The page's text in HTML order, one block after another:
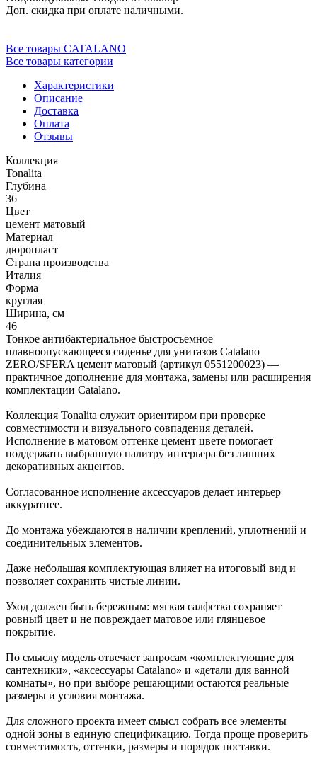
Доп. скидка при оплате наличными.
Все товары CATALANO
Все товары категории
Характеристики
Описание
Доставка
Оплата
Отзывы
Коллекция
Tonalita
Глубина
36
Цвет
цемент матовый
Материал
дюропласт
Страна производства
Италия
Форма
круглая
Ширина, см
46
Тонкое антибактериальное быстросъемное
плавноопускающееся сиденье для унитазов Catalano
ZERO/SFERA цемент матовый (артикул 0551200023) —
практичное дополнение для монтажа, замены или расширения
комплектации Catalano.
Коллекция Tonalita служит ориентиром при проверке
совместимости и визуального совпадения деталей.
Исполнение в матовом оттенке цемент цвете помогает
поддержать выбранную палитру интерьера без лишних
декоративных акцентов.
Согласованное исполнение аксессуаров делает интерьер
аккуратнее.
До монтажа убеждаются в наличии креплений, уплотнений и
соединительных элементов.
Даже небольшая комплектующая влияет на итоговый вид и
позволяет сохранить чистые линии.
Уход должен быть бережным: мягкая салфетка сохраняет
ровный цвет и не повреждает матовое или глянцевое
покрытие.
По смыслу модель отвечает запросам «комплектующие для
сантехники», «аксессуары Catalano» и «детали для ванной
комнаты», но при выборе решающими остаются реальные
размеры и условия монтажа.
Для сложного проекта имеет смысл собрать все элементы
одной зоны в единую спецификацию. Тогда проще проверить
совместимость, оттенки, размеры и порядок поставки.